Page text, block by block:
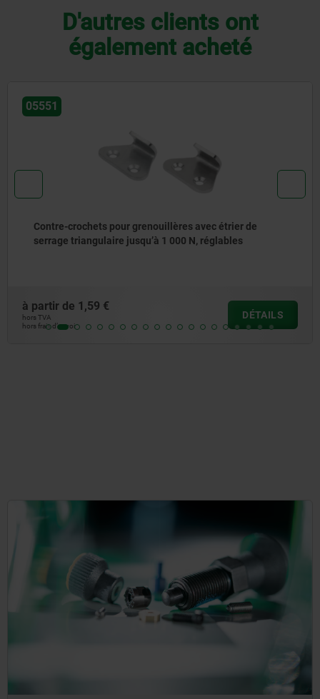
D'autres clients ont
également acheté
05551
Contre-crochets pour grenouillères avec étrier de
serrage triangulaire jusqu’à 1 000 N, réglables
à partir de 1,59 €
hors TVA
hors frais d’envoi
DÉTAILS